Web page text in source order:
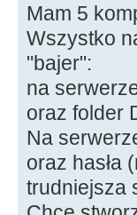
Mam 5
Wszystko
"bajer":
na
oraz folder
Na
oraz hasła
trudniejsza